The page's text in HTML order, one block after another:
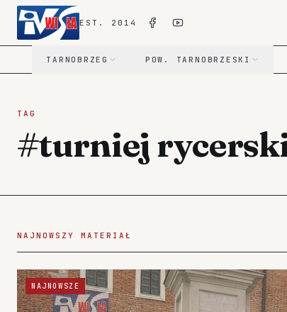
EST. 2014
TARNOBRZEG POW. TARNOBRZESKI
TAG
#turniej
NAJNOWSZY MATERIAŁ
NAJNOWSZE